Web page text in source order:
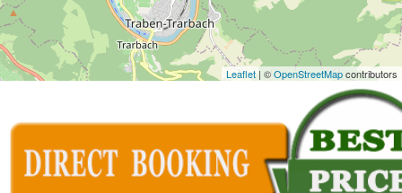
Leaflet | ©OpenStreetMapcontributors